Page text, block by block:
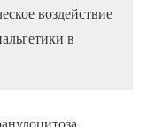
воздействие
в